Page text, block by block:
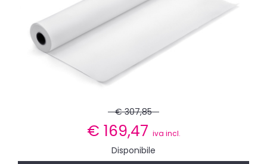
€ 307,85
€ 169,47 iva incl.
Disponibile